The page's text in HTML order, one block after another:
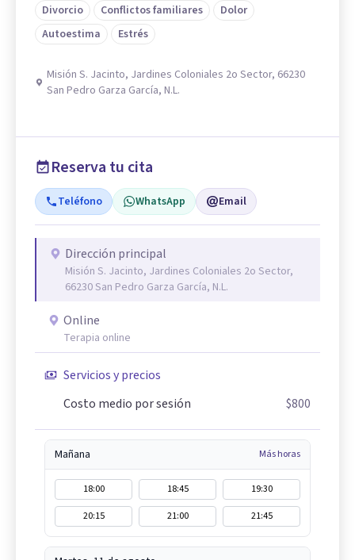
Divorcio
Conflictos familiares
Dolor
Autoestima
Estrés
Misión S. Jacinto, Jardines Coloniales 2o Sector, 66230
San Pedro Garza García, N.L.
Reserva tu cita
Teléfono WhatsApp Email
Dirección principal
Misión S. Jacinto, Jardines Coloniales 2o Sector,
66230 San Pedro Garza García, N.L.
Online
Terapia online
Servicios y precios
Costo medio por sesión
$800
Mañana Más horas
18:00 18:45
19:30
20:15
21:00 21:45